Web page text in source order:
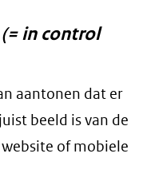
(= in control
aantonen dat er
beeld is van de
of mobiele